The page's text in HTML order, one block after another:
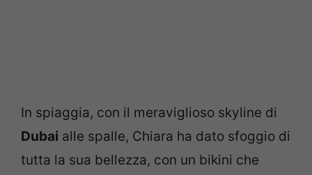
In spiaggia, con il meraviglioso skyline di
Dubai alle spalle, Chiara ha dato sfoggio di
tutta la sua bellezza, con un bikini che